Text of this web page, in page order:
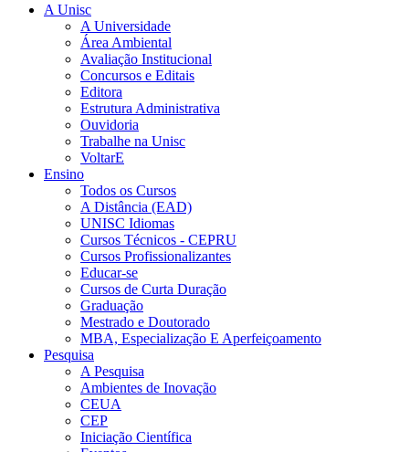
A Unisc
A Universidade
Área Ambiental
Avaliação Institucional
Concursos e Editais
Editora
Estrutura Administrativa
Ouvidoria
Trabalhe na Unisc
VoltarE
Ensino
Todos os Cursos
A Distância (EAD)
UNISC Idiomas
Cursos Técnicos - CEPRU
Cursos Profissionalizantes
Educar-se
Cursos de Curta Duração
Graduação
Mestrado e Doutorado
MBA, Especialização E Aperfeiçoamento
Pesquisa
A Pesquisa
Ambientes de Inovação
CEUA
CEP
Iniciação Científica